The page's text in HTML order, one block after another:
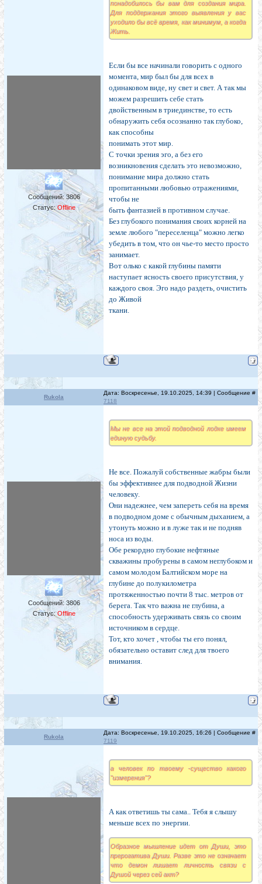
Сообщений:3806
Статус:Offline
понадобилось бы вам для создания мира.
Для поддержания этого выявления у вас
уходило бы всё время, как минимум, а когда
Жить.
Если бы все начинали говорить с одного
момента, мир был бы для всех в
одинаковом виде, ну свет и свет. А так мы
можем разрешить себе стать
двойственным в триединстве, то есть
обнаружить себя осознанно так глубоко,
как способны
понимать этот мир.
С точки зрения эго, а без его
возникновения сделать это невозможно,
понимание мира должно стать
пропитанными любовью отражениями,
чтобы не
быть фантазией в противном случае.
Без глубокого понимания своих корней на
земле любого "переселенца" можно легко
убедить в том, что он чье-то место просто
занимает.
Вот олько с какой глубины памяти
наступает ясность своего присутствия, у
каждого своя. Эго надо раздеть, очистить
до Живой
ткани.
Rukola
Дата: Воскресенье, 19.10.2025, 14:39 | Сообщение #
7118
Сообщений:3806
Статус:Offline
Мы не все на этой подводной лодке имеем
единую судьбу.
Не все. Пожалуй собственные жабры были
бы эффективнее для подводной Жизни
человеку.
Они надежнее, чем запереть себя на время
в подводном доме с обычным дыханием, а
утонуть можно и в луже так и не подняв
носа из воды.
Обе рекордно глубокие нефтяные
скважины пробурены в самом неглубоком и
самом молодом Балтийском море на
глубине до полукилометра
протяженностью почти 8 тыс. метров от
берега. Так что важна не глубина, а
способность удерживать связь со своим
источником в сердце.
Тот, кто хочет , чтобы ты его понял,
обязательно оставит след для твоего
внимания.
Rukola
Дата: Воскресенье, 19.10.2025, 16:26 | Сообщение #
7119
а человек по твоему -существо какого
"измерения"?
А как ответишь ты сама.. Тебя я слышу
меньше всех по энергии.
Образное мышление идет от Души, это
прерогатива Души. Разве это не означает
что демон лишает личность связи с
Душой через сей акт?